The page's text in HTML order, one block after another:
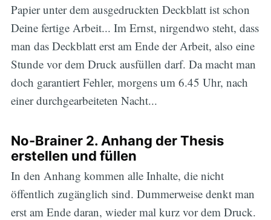
Papier unter dem ausgedruckten Deckblatt ist schon
Deine fertige Arbeit... Im Ernst, nirgendwo steht, dass
man das Deckblatt erst am Ende der Arbeit, also eine
Stunde vor dem Druck ausfüllen darf. Da macht man
doch garantiert Fehler, morgens um 6.45 Uhr, nach
einer durchgearbeiteten Nacht...
No-Brainer 2. Anhang der Thesis
erstellen und füllen
In den Anhang kommen alle Inhalte, die nicht
öffentlich zugänglich sind. Dummerweise denkt man
erst am Ende daran, wieder mal kurz vor dem Druck.